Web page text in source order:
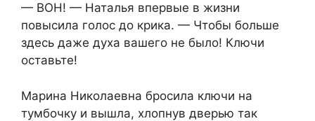
— ВОН! — Наталья впервые в жизни
повысила голос до крика. — Чтобы больше
здесь даже духа вашего не было! Ключи
оставьте!
Марина Николаевна бросила ключи на
тумбочку и вышла, хлопнув дверью так